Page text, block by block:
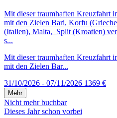
Mit dieser traumhaften Kreuzfahrt
mit den Zielen Bari, Korfu
(Italien), Malta, Split (Kroatien)
s...
Mit dieser traumhaften Kreuzfahrt
mit den Zielen Bar...
31/10/2026 - 07/11/2026 1369 €
Mehr
Nicht mehr buchbar
Dieses Jahr schon vorbei